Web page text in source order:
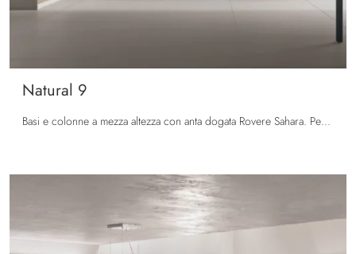
Natural 9
Basi e colonne a mezza altezza con anta dogata Rovere Sahara. Pensili in Laccato Frost opaco. Top in Marmo Quarzite Silver Levigato.